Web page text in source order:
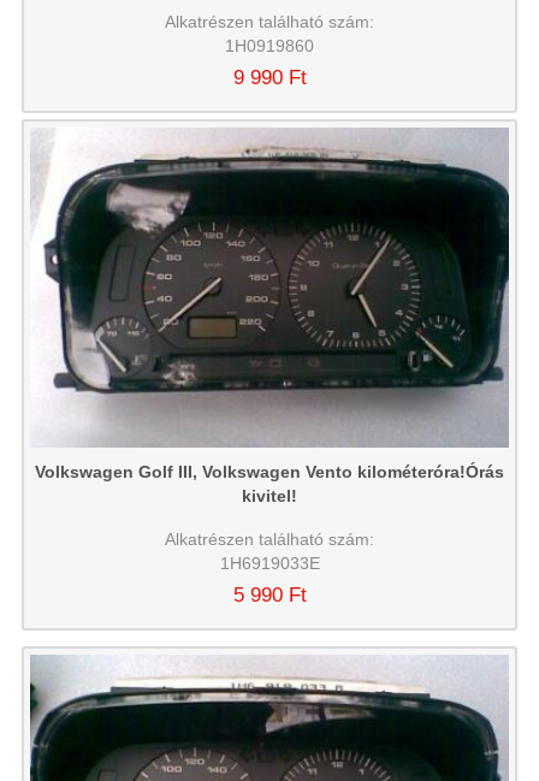
Alkatrészen található szám:
1H0919860
9 990 Ft
Volkswagen Golf III, Volkswagen Vento kilométeróra!Órás
kivitel!
Alkatrészen található szám:
1H6919033E
5 990 Ft